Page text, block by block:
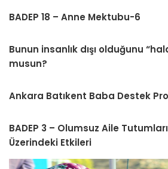
BADEP 18 – Anne Mektubu-6
Bunun insanlık dışı olduğunu
musun?
Ankara Batıkent Baba Destek
BADEP 3 – Olumsuz Aile
Üzerindeki Etkileri